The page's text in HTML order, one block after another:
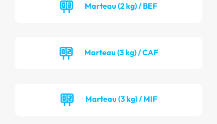
Marteau (2 kg) / BEF
Marteau (3 kg) / CAF
Marteau (3 kg) / MIF